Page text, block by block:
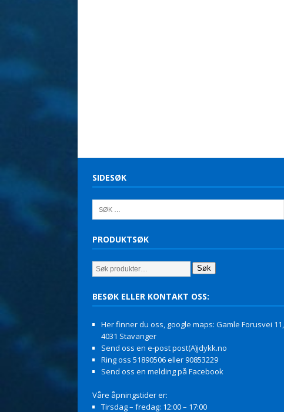
SIDESØK
PRODUKTSØK
Søk
BESØK ELLER KONTAKT OSS:
Her finner du oss, google maps: Gamle Forusvei 11,
4031 Stavanger
Send oss en e-post post(A)jdykk.no
Ring oss 51890506 eller 90853229
Send oss en melding på Facebook
Våre åpningstider er:
Tirsdag – fredag: 12:00 – 17:00